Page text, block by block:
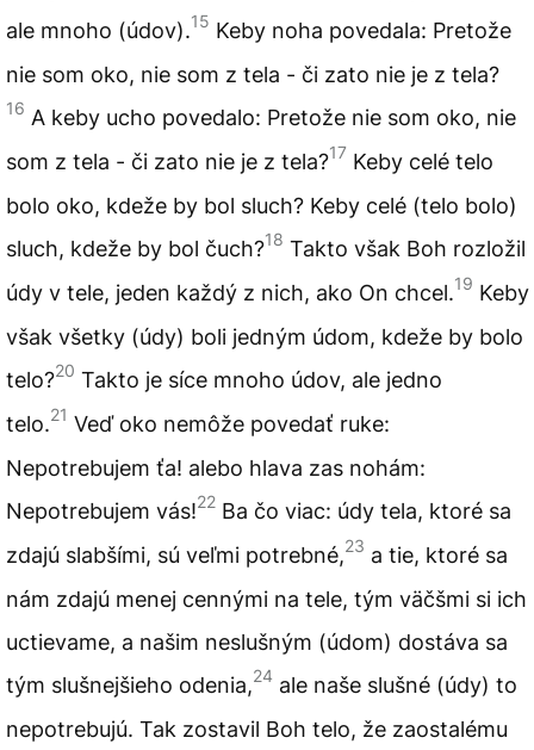
ale mnoho (údov).15 Keby noha povedala: Pretože
nie som oko, nie som z tela - či zato nie je z tela?
16 A keby ucho povedalo: Pretože nie som oko, nie
som z tela - či zato nie je z tela?17 Keby celé telo
bolo oko, kdeže by bol sluch? Keby celé (telo bolo)
sluch, kdeže by bol čuch?18 Takto však Boh rozložil
údy v tele, jeden každý z nich, ako On chcel.19 Keby
však všetky (údy) boli jedným údom, kdeže by bolo
telo?20 Takto je síce mnoho údov, ale jedno
telo.21 Veď oko nemôže povedať ruke:
Nepotrebujem ťa! alebo hlava zas nohám:
Nepotrebujem vás!22 Ba čo viac: údy tela, ktoré sa
zdajú slabšími, sú veľmi potrebné,23 a tie, ktoré sa
nám zdajú menej cennými na tele, tým väčšmi si ich
uctievame, a našim neslušným (údom) dostáva sa
tým slušnejšieho odenia,24 ale naše slušné (údy) to
nepotrebujú. Tak zostavil Boh telo, že zaostalému